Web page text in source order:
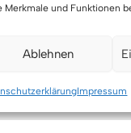
und Funktionen
Ablehnen
Impressum
VTBW